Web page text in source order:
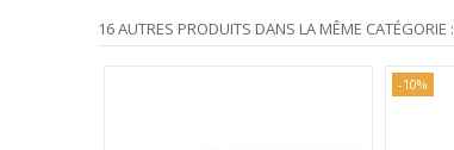
16 AUTRES PRODUITS DANS LA MÊME CATÉGORIE :
-10%